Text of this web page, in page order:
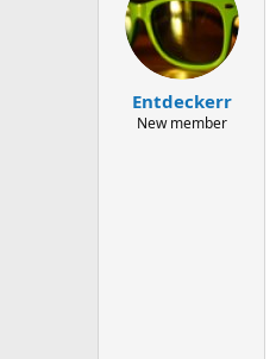
Entdeckerr
New member